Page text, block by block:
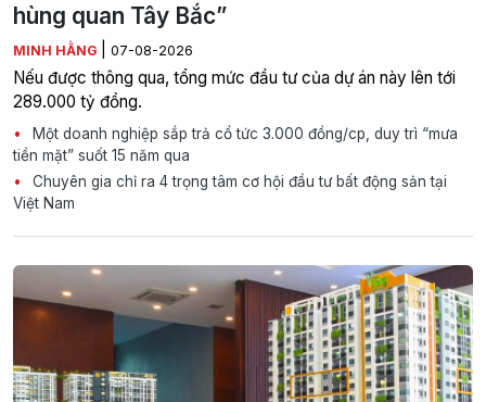
hùng quan Tây Bắc”
MINH HẰNG 07-08-2026
Nếu được thông qua, tổng mức đầu tư của dự án này lên tới
289.000 tỷ đồng.
Một doanh nghiệp sắp trả cổ tức 3.000 đồng/cp, duy trì “mưa
tiền mặt” suốt 15 năm qua
Chuyên gia chỉ ra 4 trọng tâm cơ hội đầu tư bất động sản tại
Việt Nam